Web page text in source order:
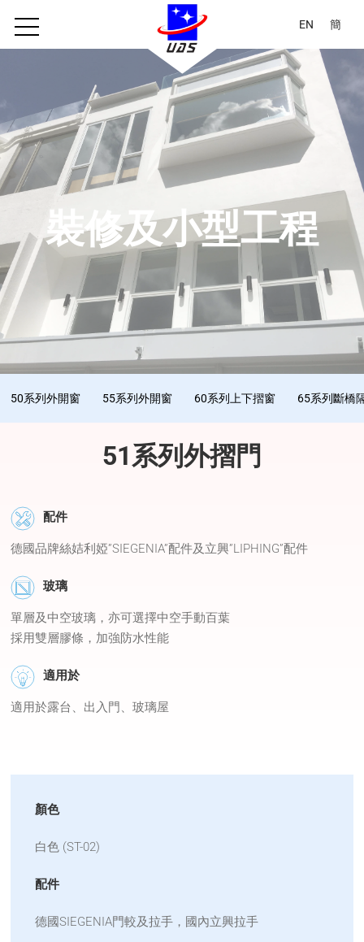
EN 簡
裝修及小型工程
50系列外開窗 55系列外開窗 60系列上下摺窗 65系列斷橋
51系列外摺門
配件
德國品牌絲姞利婭”SIEGENIA”配件及立興”LIPHING”配件
玻璃
單層及中空玻璃，亦可選擇中空手動百葉
採用雙層膠條，加強防水性能
適用於
適用於露台、出入門、玻璃屋
顏色
白色 (ST-02)
配件
德國SIEGENIA門較及拉手，國內立興拉手